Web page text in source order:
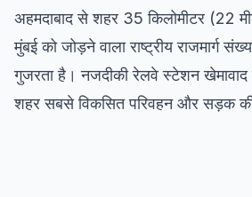
अहमदाबाद से शहर 35 किलोमीटर (22
मुंबई को जोड़ने वाला राष्ट्रीय राजमार्ग
गुजरता है। नजदीकी रेलवे स्टेशन
शहर सबसे विकसित परिवहन और सड़क की